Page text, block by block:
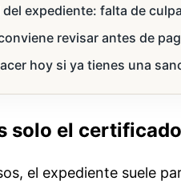
expediente: falta de
revisar antes de
hoy si ya tienes una
solo el
el expediente suele